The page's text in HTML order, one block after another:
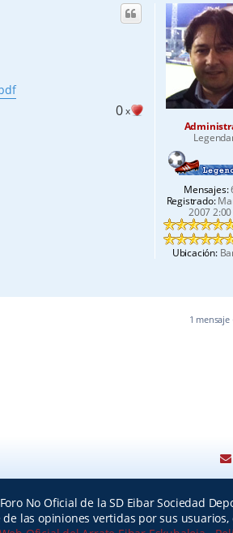
Mensajes:
Registrado:
2007
Ubicación:
0x
1 mensaje
Foro No Oficial de la SD Eibar Sociedad
las opiniones vertidas por sus